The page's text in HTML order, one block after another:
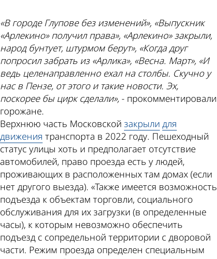
«В городе Глупове без изменений», «Выпускник
«Арлекино» получил права», «Арлекино» закрыли,
народ бунтует, штурмом берут», «Когда друг
попросил забрать из «Арлика», «Весна. Март», «И
ведь целенаправленно ехал на столбы. Скучно у
нас в Пензе, от этого и такие новости. Эх,
поскорее бы цирк сделали»,- прокомментировали
горожане.
Верхнюю часть Московской закрыли для
движения транспорта в 2022 году. Пешеходный
статус улицы хоть и предполагает отсутствие
автомобилей, право проезда есть у людей,
проживающих в расположенных там домах (если
нет другого выезда). «Также имеется возможность
подъезда к объектам торговли, социального
обслуживания для их загрузки (в определенные
часы), к которым невозможно обеспечить
подъезд с сопредельной территории с дворовой
части. Режим проезда определен специальным